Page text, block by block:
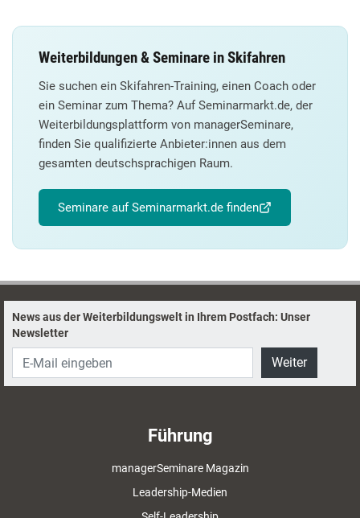
Weiterbildungen & Seminare in Skifahren
Sie suchen ein Skifahren-Training, einen Coach oder
ein Seminar zum Thema? Auf Seminarmarkt.de, der
Weiterbildungsplattform von managerSeminare,
finden Sie qualifizierte Anbieter:innen aus dem
gesamten deutschsprachigen Raum.
Seminare auf Seminarmarkt.de finden
News aus der Weiterbildungswelt in Ihrem Postfach: Unser
Newsletter
Weiter
Führung
managerSeminare Magazin
Leadership-Medien